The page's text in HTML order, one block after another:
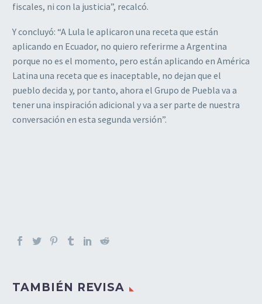
fiscales, ni con la justicia”, recalcó.
Y concluyó: “A Lula le aplicaron una receta que están
aplicando en Ecuador, no quiero referirme a Argentina
porque no es el momento, pero están aplicando en América
Latina una receta que es inaceptable, no dejan que el
pueblo decida y, por tanto, ahora el Grupo de Puebla va a
tener una inspiración adicional y va a ser parte de nuestra
conversación en esta segunda versión”.
TAMBIÉN REVISA